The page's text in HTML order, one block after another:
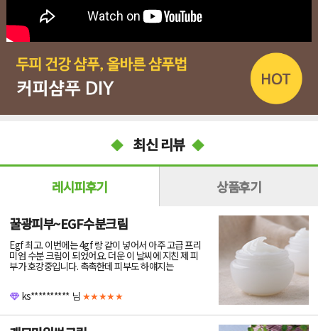
최신 리뷰
레시피후기 상품후기
꿀광피부~EGF수분크림
Egf 최고. 이번에는 4gf 랑 같이 넣어서 아주 고급 프리
미엄 수분 크림이 되었어요. 더운 이 날씨에 지친 제 피
부가 호강중입니다. 촉촉한데 피부도 하얘지는
ks********** 님 ★★★★★